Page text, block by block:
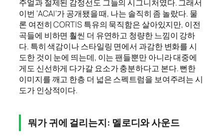
주얼과 절제된 감정선도 그들의 시그니처였다. 그래서
이번 ‘ACAI’가 공개됐을 때, 나는 솔직히 좀 놀랐다. 물
론 여전히 CORTIS 특유의 묵직함은 살아있지만, 이전
곡들에 비하면 훨씬 더 유연하고 청량한 느낌이 강하
다. 특히 색감이나 스타일링 면에서 과감한 변화를 시
도한 것이 눈에 띄는데, 이는 팬들뿐만 아니라 대중에
게도 신선하게 다가갈 요소가 충분하다고 본다. 뻔한
이미지를 깨고 한층 더 넓은 스펙트럼을 보여주려는 시
도가 인상적이다.
뭐가 귀에 걸리는지: 멜로디와 사운드